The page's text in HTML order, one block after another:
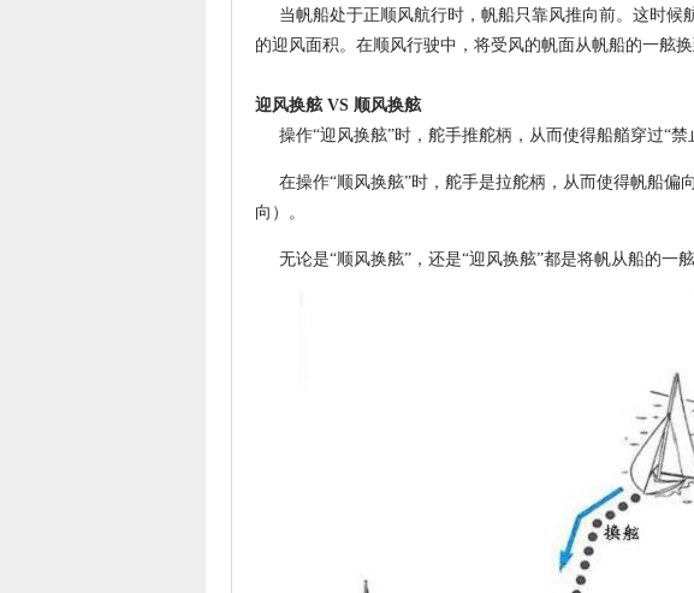
当帆船处于正顺风航行时，帆船只靠风推向前。这时候
的迎风面积。在顺风行驶中，将受风的帆面从帆船的一舷换
迎风换舷 VS 顺风换舷
操作“迎风换舷”时，舵手推舵柄，从而使得船艏穿过“禁
在操作“顺风换舷”时，舵手是拉舵柄，从而使得帆船偏
向）。
无论是“顺风换舷”，还是“迎风换舷”都是将帆从船的一舷